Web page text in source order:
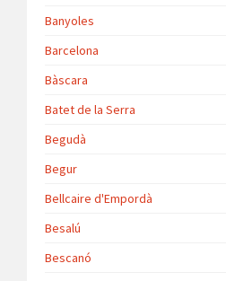
Banyoles
Barcelona
Bàscara
Batet de la Serra
Begudà
Begur
Bellcaire d'Empordà
Besalú
Bescanó